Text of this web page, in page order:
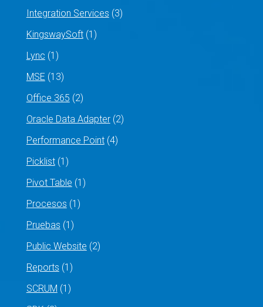
Integration Services (3)
KingswaySoft(1)
Lync (1)
MSE (13)
Office 365 (2)
Oracle Data Adapter(2)
Performance Point(4)
Picklist(1)
Pivot Table (1)
Procesos (1)
Pruebas (1)
Public Website (2)
Reports (1)
SCRUM (1)